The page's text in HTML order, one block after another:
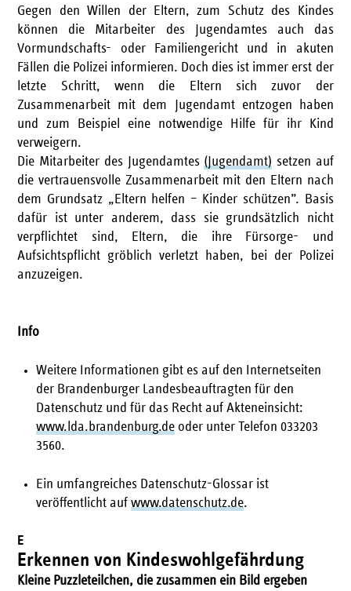
Gegen den Willen der Eltern, zum Schutz des Kindes
können die Mitarbeiter des Jugendamtes auch das
Vormundschafts- oder Familiengericht und in akuten
Fällen die Polizei informieren. Doch dies ist immer erst der
letzte Schritt, wenn die Eltern sich zuvor der
Zusammenarbeit mit dem Jugendamt entzogen haben
und zum Beispiel eine notwendige Hilfe für ihr Kind
verweigern.
Die Mitarbeiter des Jugendamtes (Jugendamt) setzen auf
die vertrauensvolle Zusammenarbeit mit den Eltern nach
dem Grundsatz „Eltern helfen – Kinder schützen”. Basis
dafür ist unter anderem, dass sie grundsätzlich nicht
verpflichtet sind, Eltern, die ihre Fürsorge- und
Aufsichtspflicht gröblich verletzt haben, bei der Polizei
anzuzeigen.
Info
Weitere Informationen gibt es auf den Internetseiten
der Brandenburger Landesbeauftragten für den
Datenschutz und für das Recht auf Akteneinsicht:
www.lda.brandenburg.de oder unter Telefon 033203
3560.
Ein umfangreiches Datenschutz-Glossar ist
veröffentlicht aufwww.datenschutz.de.
E
Erkennen von Kindeswohlgefährdung
Kleine Puzzleteilchen, die zusammen ein Bild ergeben